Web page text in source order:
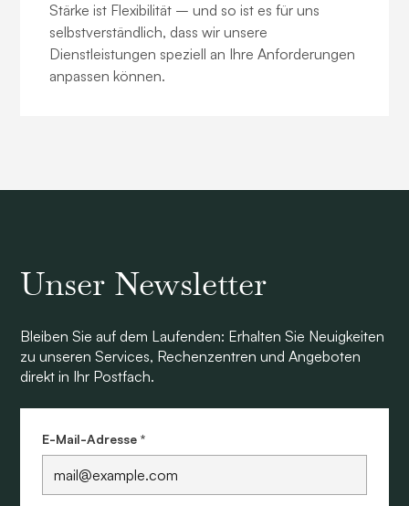
Stärke ist Flexibilität – und so ist es für uns
selbstverständlich, dass wir unsere
Dienstleistungen speziell an Ihre Anforderungen
anpassen können.
Unser Newsletter
Bleiben Sie auf dem Laufenden: Erhalten Sie Neuigkeiten
zu unseren Services, Rechenzentren und Angeboten
direkt in Ihr Postfach.
E-Mail-Adresse *